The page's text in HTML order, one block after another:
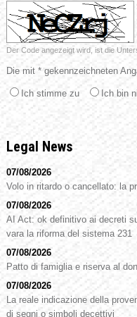
Der Code angezeigt wird, ist die
Die mit * gekennzeichneten
Ich stimme zu Ich bin
Legal News
07/08/2026
Volo in ritardo o cancellato: la
07/08/2026
AI Act: ok definitivo ai decreti
vara la riforma del sistema 231
07/08/2026
Patto di famiglia e riserva al
07/08/2026
La reale indicazione della
di segni o simboli decettivi